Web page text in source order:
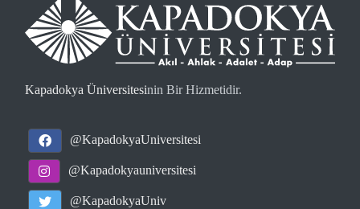
Kapadokya Üniversitesinin Bir Hizmetidir.
@KapadokyaUniversitesi
@Kapadokyauniversitesi
@KapadokyaUniv